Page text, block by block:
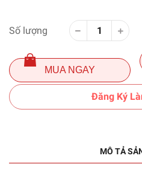
Số lượng
MUA NGAY
Đăng Ký
MÔ TẢ